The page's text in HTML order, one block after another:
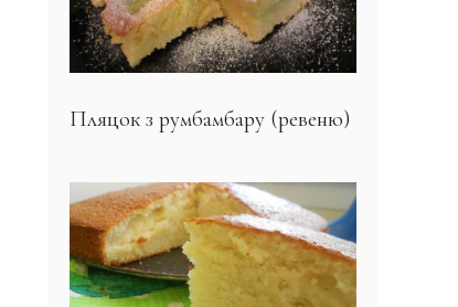
Пляцок з румбамбару (ревеню)